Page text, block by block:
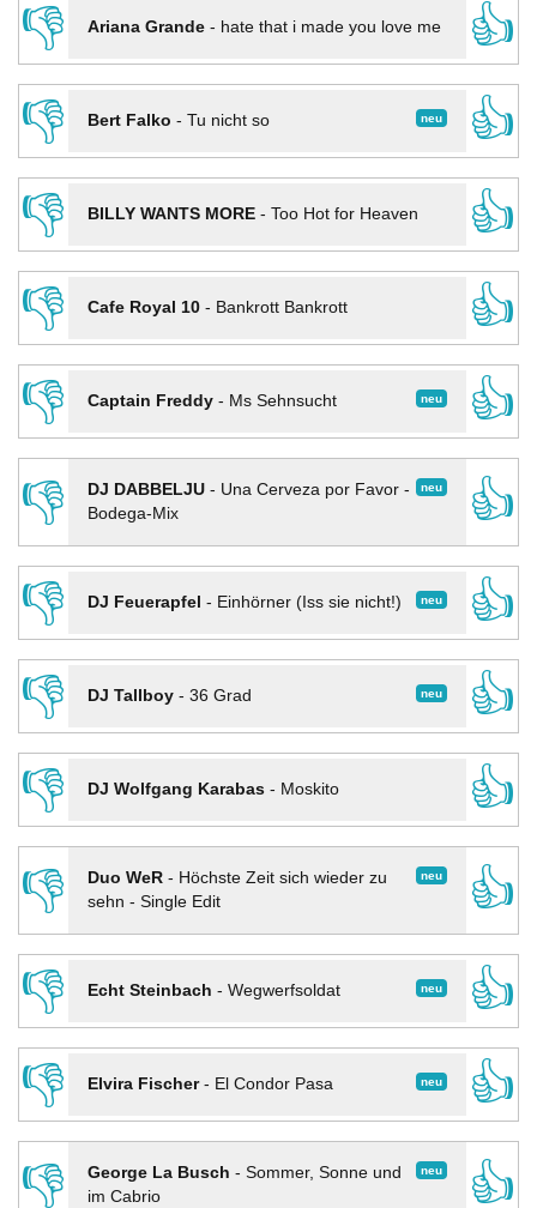
👎
Ariana Grande- hate that i made you love me
👍
👎
neu
Bert Falko - Tu nicht so
👍
👎
BILLY WANTS MORE- Too Hot for Heaven
👍
👎
Cafe Royal 10- Bankrott Bankrott
👍
👎
neu
Captain Freddy- Ms Sehnsucht
👍
👎
neu
DJ DABBELJU- Una Cerveza por Favor -
Bodega-Mix
👍
👎
neu
DJ Feuerapfel - Einhörner (Iss sie nicht!)
👍
👎
neu
DJ Tallboy- 36 Grad
👍
👎
DJ Wolfgang Karabas- Moskito
👍
👎
neu
Duo WeR- Höchste Zeit sich wieder zu
sehn - Single Edit
👍
👎
neu
Echt Steinbach - Wegwerfsoldat
👍
👎
neu
Elvira Fischer- El Condor Pasa
👍
👎
neu
George La Busch - Sommer, Sonne und
im Cabrio
👍